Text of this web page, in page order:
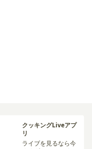
クッキングLiveアプ
リ
ライブを見るなら今